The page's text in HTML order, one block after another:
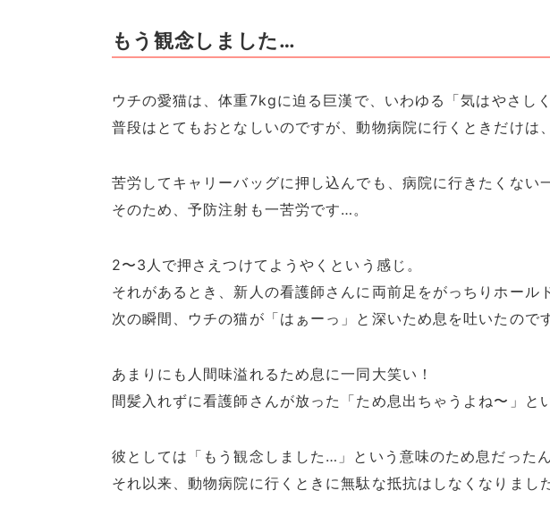
もう観念しました…
ウチの愛猫は、体重7kgに迫る巨漢で、いわゆる「気はやさし
普段はとてもおとなしいのですが、動物病院に行くときだけは
苦労してキャリーバッグに押し込んでも、病院に行きたくない
そのため、予防注射も一苦労です…。
2〜3人で押さえつけてようやくという感じ。
それがあるとき、新人の看護師さんに両前足をがっちりホー
次の瞬間、ウチの猫が「はぁーっ」と深いため息を吐いたのです
あまりにも人間味溢れるため息に一同大笑い！
間髪入れずに看護師さんが放った「ため息出ちゃうよね〜」と
彼としては「もう観念しました…」という意味のため息だったん
それ以来、動物病院に行くときに無駄な抵抗はしなくなりました